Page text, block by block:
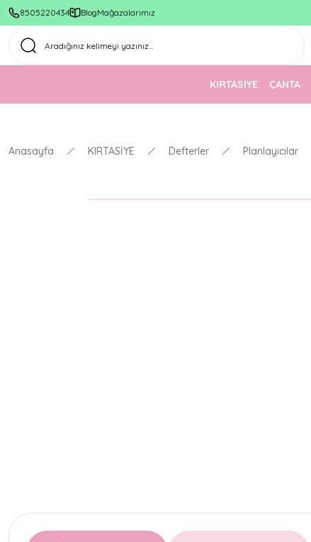
8505220434 BlogMağazalarımız
KIRTASİYE ÇANTA
Anasayfa KIRTASİYE Defterler Planlayıcılar